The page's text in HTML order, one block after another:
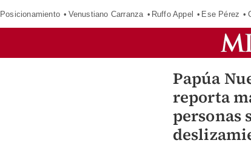
Posicionamiento Venustiano Carranza Ruffo Appel Ese Pérez
Papúa
reporta
personas